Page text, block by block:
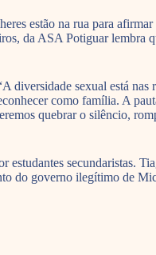
estão na rua para
da ASA Potiguar lembra
diversidade sexual está
como família. A
quebrar o silêncio,
secundaristas.
do governo ilegítimo de